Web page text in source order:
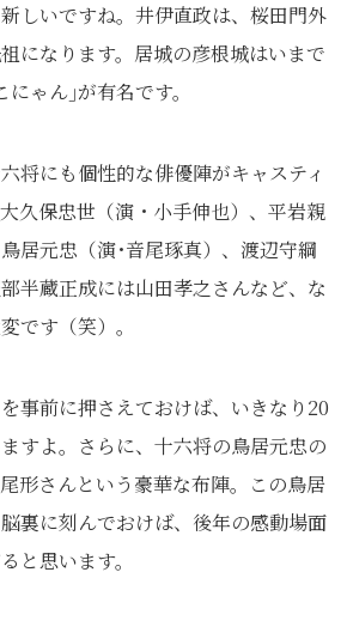
しいですね。井伊直政は、桜田門外
になります。居城の彦根城はいまで
ゃん｣が有名です。
将にも個性的な俳優陣がキャスティ
久保忠世（演・小手伸也）、平岩親
居元忠（演･音尾琢真）、渡辺守綱
半蔵正成には山田孝之さんなど、な
です（笑）。
事前に押さえておけば、いきなり20
すよ。さらに、十六将の鳥居元忠の
形さんという豪華な布陣。この鳥居
裏に刻んでおけば、後年の感動場面
と思います。